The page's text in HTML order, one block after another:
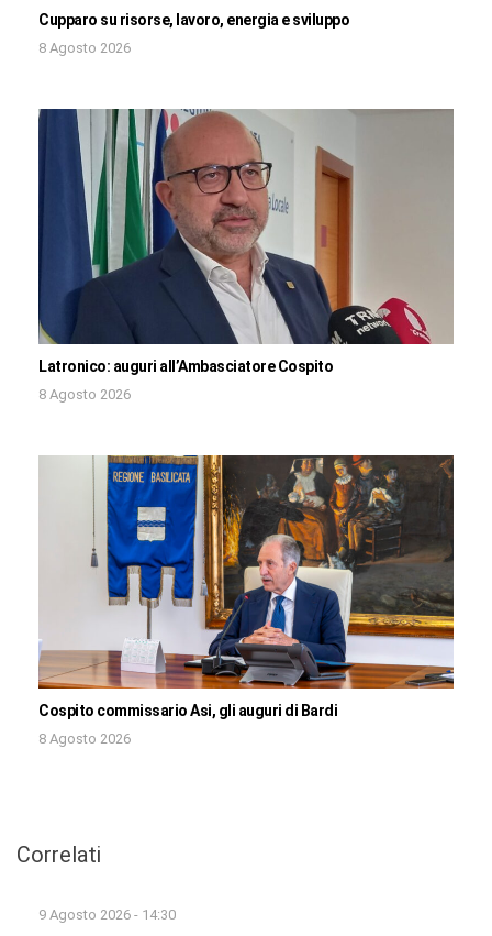
Cupparo su risorse, lavoro, energia e sviluppo
8 Agosto 2026
Latronico: auguri all’Ambasciatore Cospito
8 Agosto 2026
Cospito commissario Asi, gli auguri di Bardi
8 Agosto 2026
Correlati
9 Agosto 2026 - 14:30